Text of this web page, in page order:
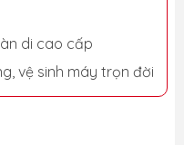
di cao cấp
vệ sinh máy trọn đời